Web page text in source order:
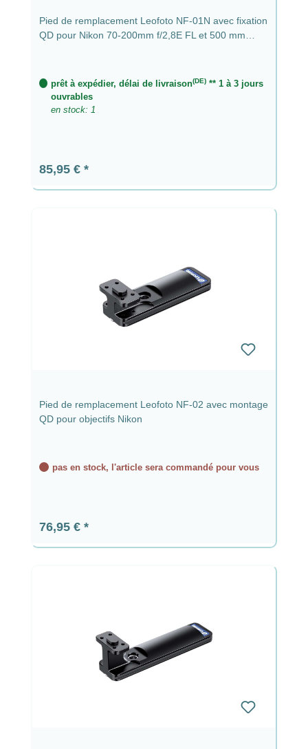
Pied de remplacement Leofoto NF-01N avec fixation
QD pour Nikon 70-200mm f/2,8E FL et 500 mm
prêt à expédier, délai de livraison(DE)** 1 à 3 jours
ouvrables
en stock: 1
Prix régulier :
85,95 €
Pied de remplacement Leofoto NF-02 avec montage
QD pour objectifs Nikon
pas en stock, l'article sera commandé pour vous
Prix régulier :
76,95 €